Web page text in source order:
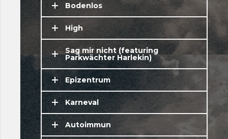
Bodenlos
High
Sag mir nicht (featuring
Parkwächter Harlekin)
Epizentrum
Karneval
Autoimmun